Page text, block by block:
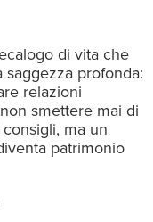
di vita che
profonda:
relazioni
smettere mai di
ma un
patrimonio